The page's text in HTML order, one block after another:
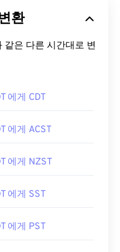
환
같은 다른 시간대로 변
에게 CDT
에게 ACST
에게 NZST
에게 SST
에게 PST